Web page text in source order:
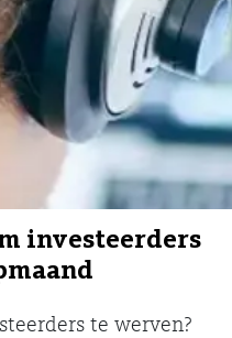
investeerders
te werven?